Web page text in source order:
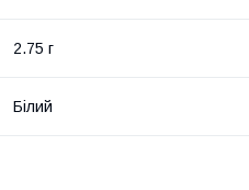
2.75 г
Білий